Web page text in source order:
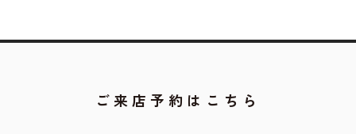
ご来店予約はこちら